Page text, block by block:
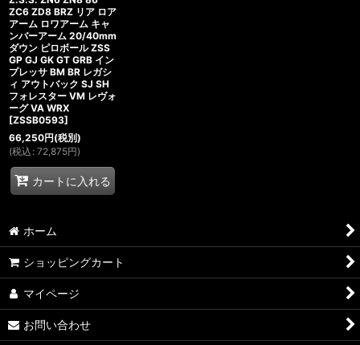
ZC6 ZD8 BRZ リア ロア
アーム ロワアーム キャ
ンバーアーム 20/40mm
ダウン ピロボール ZSS
GP GJ GK GT GRB イン
プレッサ BM BR レガシ
ィ アウトバック SJ SH
フォレスター VM レヴォ
ーグ VA WRX
[ZSSB0593]
66,250円(税別)
(税込 : 72,875円)
カートに入れる
ホーム
ショッピングカート
マイページ
お問い合わせ